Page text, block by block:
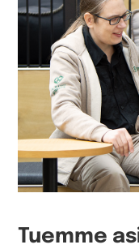
Tuemme